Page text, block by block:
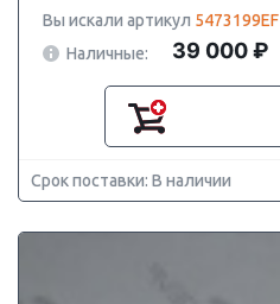
Вы искали артикул 5473199EF
Наличные:
39 000 ₽
Срок поставки: В наличии